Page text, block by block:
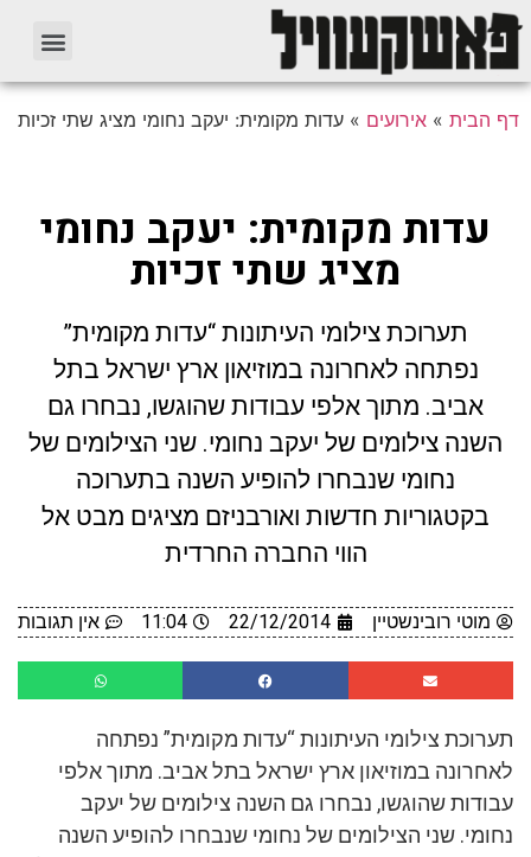
דף הבית » אירועים » עדות מקומית: יעקב נחומי מציג שתי זכיות
עדות מקומית: יעקב נחומי
מציג שתי זכיות
תערוכת צילומי העיתונות “עדות מקומית”
נפתחה לאחרונה במוזיאון ארץ ישראל בתל
אביב. מתוך אלפי עבודות שהוגשו, נבחרו גם
השנה צילומים של יעקב נחומי. שני הצילומים של
נחומי שנבחרו להופיע השנה בתערוכה
בקטגוריות חדשות ואורבניזם מציגים מבט אל
הווי החברה החרדית
מוטי רובינשטיין 22/12/2014
11:04 אין תגובות
תערוכת צילומי העיתונות “עדות מקומית” נפתחה
לאחרונה במוזיאון ארץ ישראל בתל אביב. מתוך אלפי
עבודות שהוגשו, נבחרו גם השנה צילומים של יעקב
נחומי. שני הצילומים של נחומי שנבחרו להופיע השנה